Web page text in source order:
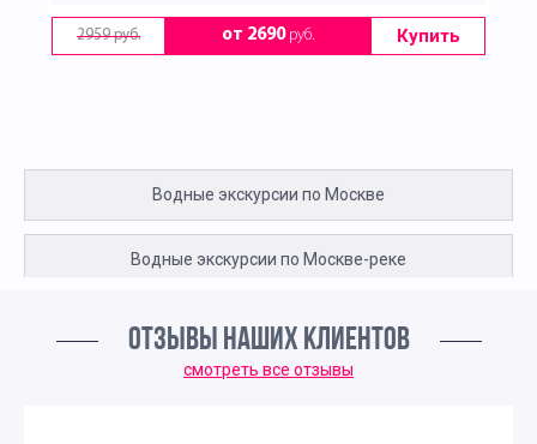
2959 руб. от 2690руб. Купить
Водные экскурсии по Москве
Водные экскурсии по Москве-реке
Групповые экскурсии по Москве
ОТЗЫВЫ НАШИХ КЛИЕНТОВ
смотреть все отзывы